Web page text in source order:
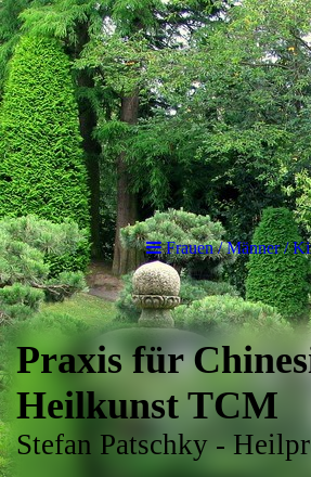
Frauen / Männer /
Praxis für
Heilkunst TCM
Stefan Patschky -